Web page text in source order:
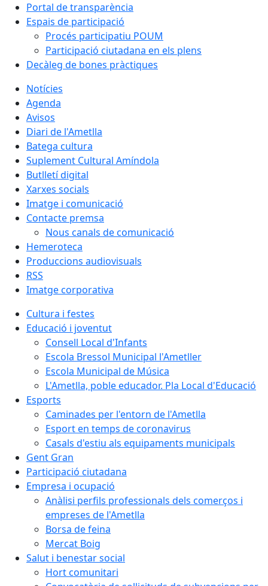
Portal de transparència
Espais de participació
Procés participatiu POUM
Participació ciutadana en els plens
Decàleg de bones pràctiques
Notícies
Agenda
Avisos
Diari de l'Ametlla
Batega cultura
Suplement Cultural Amíndola
Butlletí digital
Xarxes socials
Imatge i comunicació
Contacte premsa
Nous canals de comunicació
Hemeroteca
Produccions audiovisuals
RSS
Imatge corporativa
Cultura i festes
Educació i joventut
Consell Local d'Infants
Escola Bressol Municipal l'Ametller
Escola Municipal de Música
L'Ametlla, poble educador. Pla Local d'Educació
Esports
Caminades per l'entorn de l'Ametlla
Esport en temps de coronavirus
Casals d'estiu als equipaments municipals
Gent Gran
Participació ciutadana
Empresa i ocupació
Anàlisi perfils professionals dels comerços i
empreses de l'Ametlla
Borsa de feina
Mercat Boig
Salut i benestar social
Hort comunitari